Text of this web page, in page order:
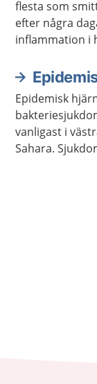
flesta som
efter några
inflammation i
Epidemisk
vanligast i
Sahara.